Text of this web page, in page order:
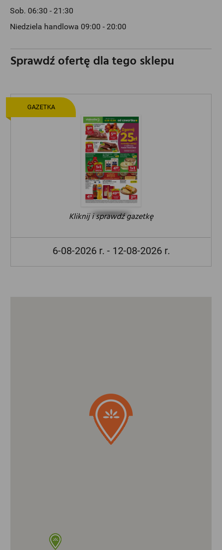
Sob. 06:30 - 21:30
Niedziela handlowa 09:00 - 20:00
Sprawdź ofertę dla tego sklepu
Kliknij i sprawdź gazetkę
6-08-2026 r. - 12-08-2026 r.
GAZETKA